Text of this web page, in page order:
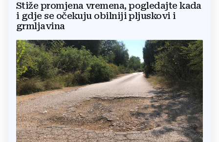
Stiže promjena vremena, pogledajte kada
i gdje se očekuju obilniji pljuskovi i
grmljavina